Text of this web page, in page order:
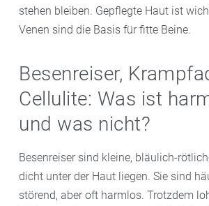
stehen bleiben. Gepflegte Haut ist
Venen sind die Basis für fitte Beine.
Besenreiser,
Cellulite: Was ist
und was nicht?
Besenreiser sind kleine, bläulich-
dicht unter der Haut liegen. Sie sind
störend, aber oft harmlos. Trotzdem